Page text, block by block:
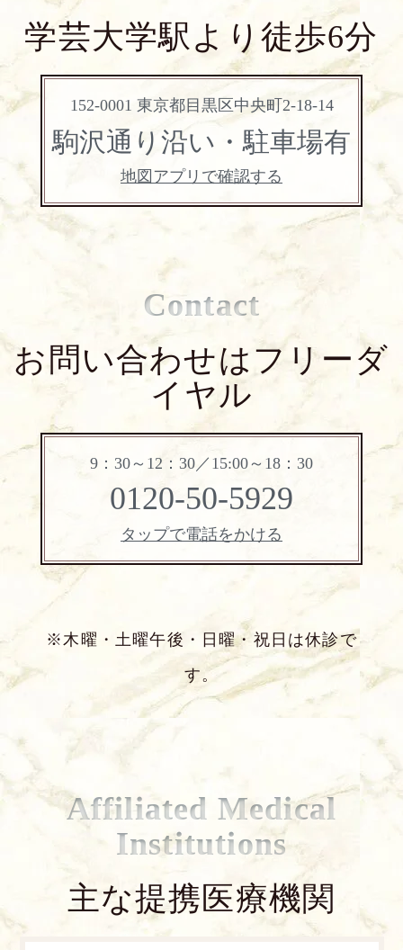
学芸大学駅より徒歩6分
152-0001 東京都目黒区中央町2-18-14
駒沢通り沿い・駐車場有
地図アプリで確認する
Contact
お問い合わせはフリーダ
イヤル
9：30～12：30／15:00～18：30
0120-50-5929
タップで電話をかける
※木曜・土曜午後・日曜・祝日は休診で
す。
Affiliated Medical
Institutions
主な提携医療機関